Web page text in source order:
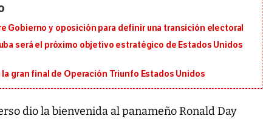
Gobierno y oposición para definir una transición electoral
será el próximo objetivo estratégico de Estados Unidos
la gran final de Operación Triunfo Estados Unidos
dio la bienvenida al panameño Ronald Day